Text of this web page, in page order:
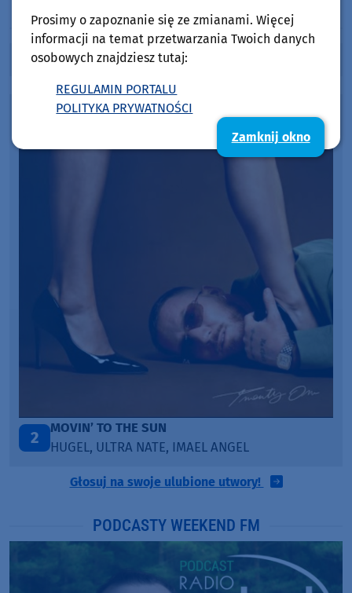
HITPORT Lista Przebojów Weekend FM
Notowanie nr4438z dnia
3
LEGENDARY LOVERS (SAVE ME)
KATY PERRY & CHIEF KEEF
Głosuj na swoje ulubione utwory!
PODCASTY WEEKEND FM
Prosimy o zapoznanie się ze zmianami. Więcej
informacji na temat przetwarzania Twoich danych
osobowych znajdziesz tutaj:
REGULAMIN PORTALU
POLITYKA PRYWATNOŚCI
Zamknij okno